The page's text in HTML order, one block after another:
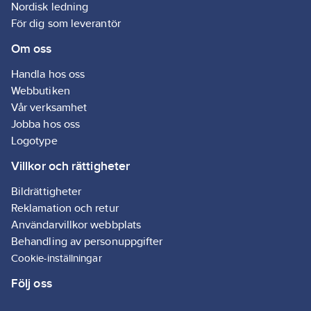
produkter möjliggörs.
Nordisk ledning
För dig som leverantör
Om oss
Handla hos oss
Webbutiken
Vår verksamhet
Jobba hos oss
Logotype
Villkor och rättigheter
Bildrättigheter
Reklamation och retur
Användarvillkor webbplats
Behandling av personuppgifter
Cookie-inställningar
Följ oss